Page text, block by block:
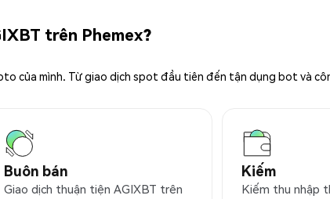
trên Phemex?
của mình. Từ giao dịch spot đầu tiên đến tận dụng bot và
Buôn bán
Giao dịch thuận tiện AGIXBT trên
Kiếm
Kiếm thu nhập